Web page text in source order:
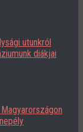
utunkról
diákjai